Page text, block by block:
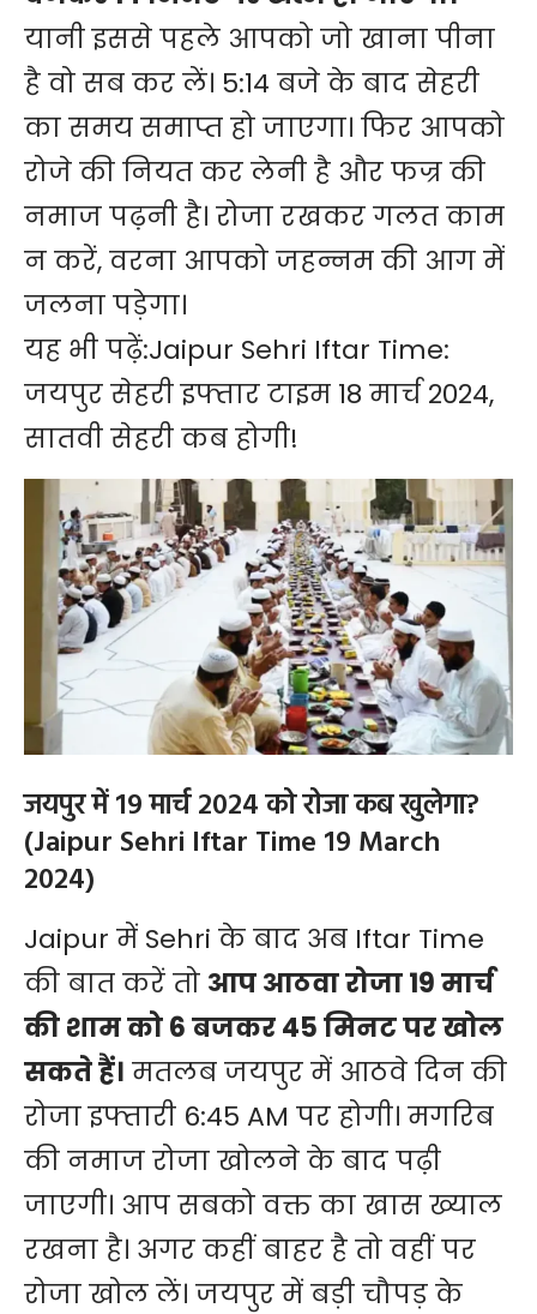
यानी इससे पहले आपको जो खाना पीना
है वो सब कर लें। 5:14 बजे के बाद सेहरी
का समय समाप्त हो जाएगा। फिर आपको
रोजे की नियत कर लेनी है और फज्र की
नमाज पढ़नी है। रोजा रखकर गलत काम
न करें, वरना आपको जहन्नम की आग में
जलना पड़ेगा।
यह भी पढ़ें:Jaipur Sehri Iftar Time:
जयपुर सेहरी इफ्तार टाइम 18 मार्च 2024,
सातवी सेहरी कब होगी!
जयपुर में 19 मार्च 2024 को रोजा कब खुलेगा?
(Jaipur Sehri Iftar Time 19 March
2024)
Jaipur में Sehri के बाद अब Iftar Time
की बात करें तो आप आठवा रोजा 19 मार्च
की शाम को 6 बजकर 45 मिनट पर खोल
सकते हैं। मतलब जयपुर में आठवे दिन की
रोजा इफ्तारी 6:45 AM पर होगी। मगरिब
की नमाज रोजा खोलने के बाद पढ़ी
जाएगी। आप सबको वक्त का खास ख्याल
रखना है। अगर कहीं बाहर है तो वहीं पर
रोजा खोल लें। जयपुर में बड़ी चौपड़ के